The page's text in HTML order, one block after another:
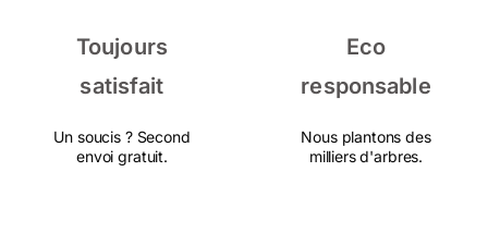
Toujours
satisfait
Un soucis ? Second
envoi gratuit.
Eco
responsable
Nous plantons des
milliers d'arbres.